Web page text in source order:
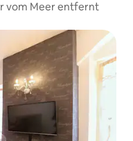
vom Meer entfernt